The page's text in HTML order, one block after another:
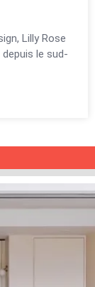
Lilly Rose
le sud-